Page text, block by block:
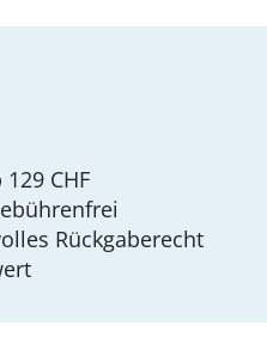
CHF
Rückgaberecht